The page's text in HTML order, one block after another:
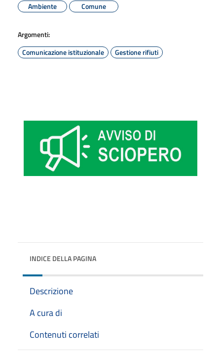
Ambiente
Comune
Argomenti:
Comunicazione istituzionale
Gestione rifiuti
INDICE DELLA PAGINA
Descrizione
A cura di
Contenuti correlati